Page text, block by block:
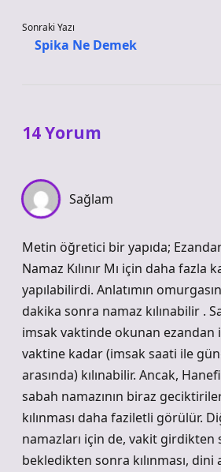
Sonraki Yazı
Spika Ne Demek
14 Yorum
Sağlam
Metin öğretici bir yapıda;
Namaz Kılınır Mı için daha fazla
yapılabilirdi. Anlatımın
dakika sonra namaz kılınabilir .
imsak vaktinde okunan ezandan
vaktine kadar (imsak saati ile
arasında) kılınabilir. Ancak,
sabah namazının biraz
kılınması daha faziletli görülür.
namazları için de, vakit
bekledikten sonra kılınması, dini